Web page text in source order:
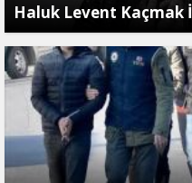
Haluk Levent Kaçmak